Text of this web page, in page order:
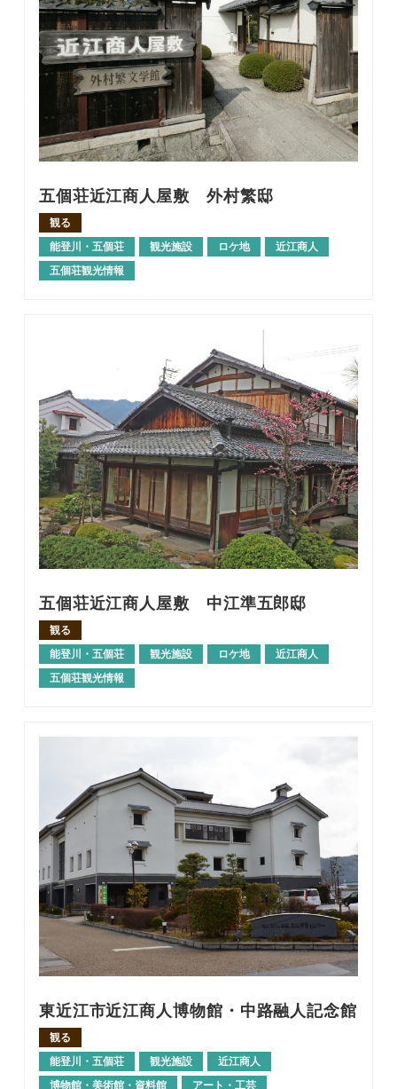
五個荘近江商人屋敷 外村繁邸
観る
能登川・五個荘
観光施設 ロケ地
近江商人
五個荘観光情報
五個荘近江商人屋敷 中江準五郎邸
観る
能登川・五個荘
観光施設 ロケ地
近江商人
五個荘観光情報
東近江市近江商人博物館・中路融人記念館
観る
能登川・五個荘
観光施設
近江商人
博物館・美術館・資料館
アート・工芸